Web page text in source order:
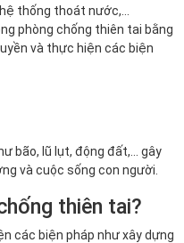
thống thoát nước,...
phòng chống thiên tai bằng
và thực hiện các biện
bão, lũ lụt, động đất,... gây
và cuộc sống con người.
thiên tai?
các biện pháp như xây dựng